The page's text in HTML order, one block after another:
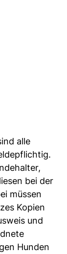
alle
bei der
müssen
Kopien
und
Hunden